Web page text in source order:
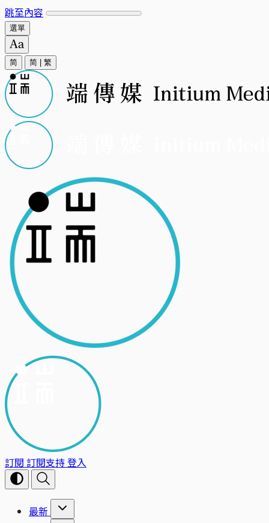
跳至內容
選單
简 简 繁
訂閱 訂閱支持登入
最新